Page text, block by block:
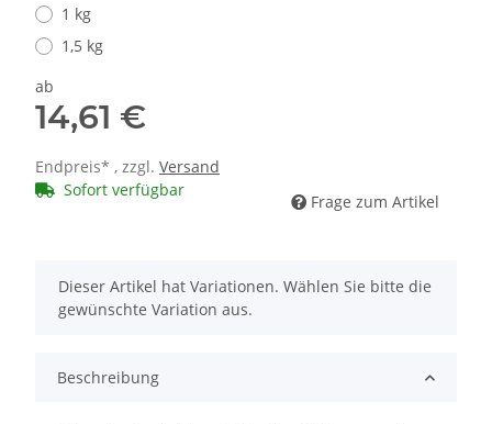
1 kg
1,5 kg
ab
14,61 €
Endpreis* , zzgl. Versand
Sofort verfügbar
Frage zum Artikel
x
Dieser Artikel hat Variationen. Wählen Sie bitte die
gewünschte Variation aus.
Beschreibung